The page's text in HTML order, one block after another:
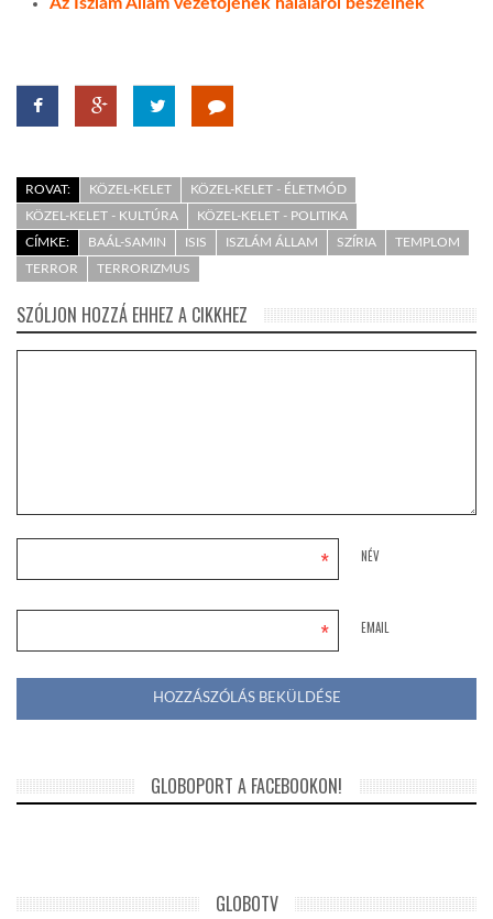
Az Iszlám Állam vezetőjének haláláról beszélnek
ROVAT: KÖZEL-KELET
KÖZEL-KELET - ÉLETMÓD
KÖZEL-KELET - KULTÚRA
KÖZEL-KELET - POLITIKA
CÍMKE:
BAÁL-SAMIN ISIS ISZLÁM ÁLLAM SZÍRIA
TEMPLOM
TERROR
TERRORIZMUS
SZÓLJON HOZZÁ EHHEZ A CIKKHEZ
NÉV
*
EMAIL
*
GLOBOPORT A FACEBOOKON!
GLOBOTV